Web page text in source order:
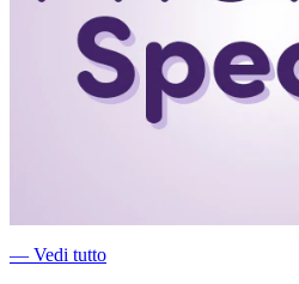
― Vedi tutto